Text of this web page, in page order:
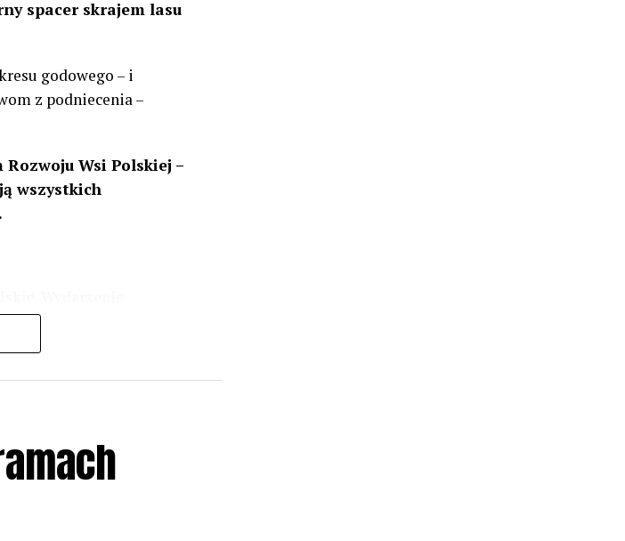
spacer skrajem lasu
godowego – i
z podniecenia –
Wsi Polskiej –
wszystkich
na
w aktywne
obowiązują